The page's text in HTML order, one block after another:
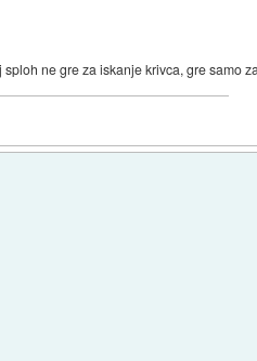
ne gre za iskanje krivca, gre samo